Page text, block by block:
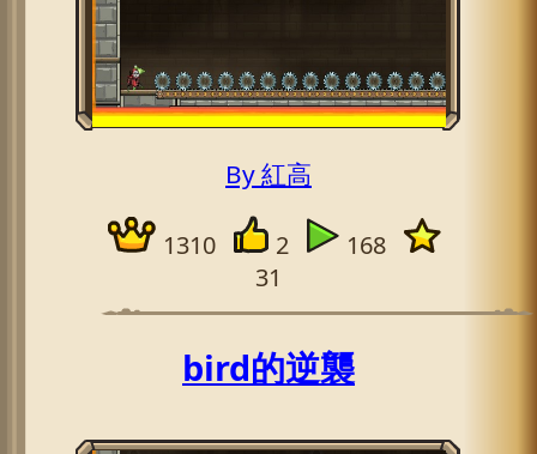
By 紅高
1310 2
168
31
bird的逆襲